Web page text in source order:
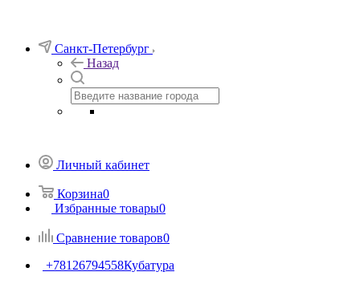
Санкт-Петербург
Назад
Личный кабинет
Корзина0
Избранные товары0
Сравнение товаров0
+78126794558Кубатура